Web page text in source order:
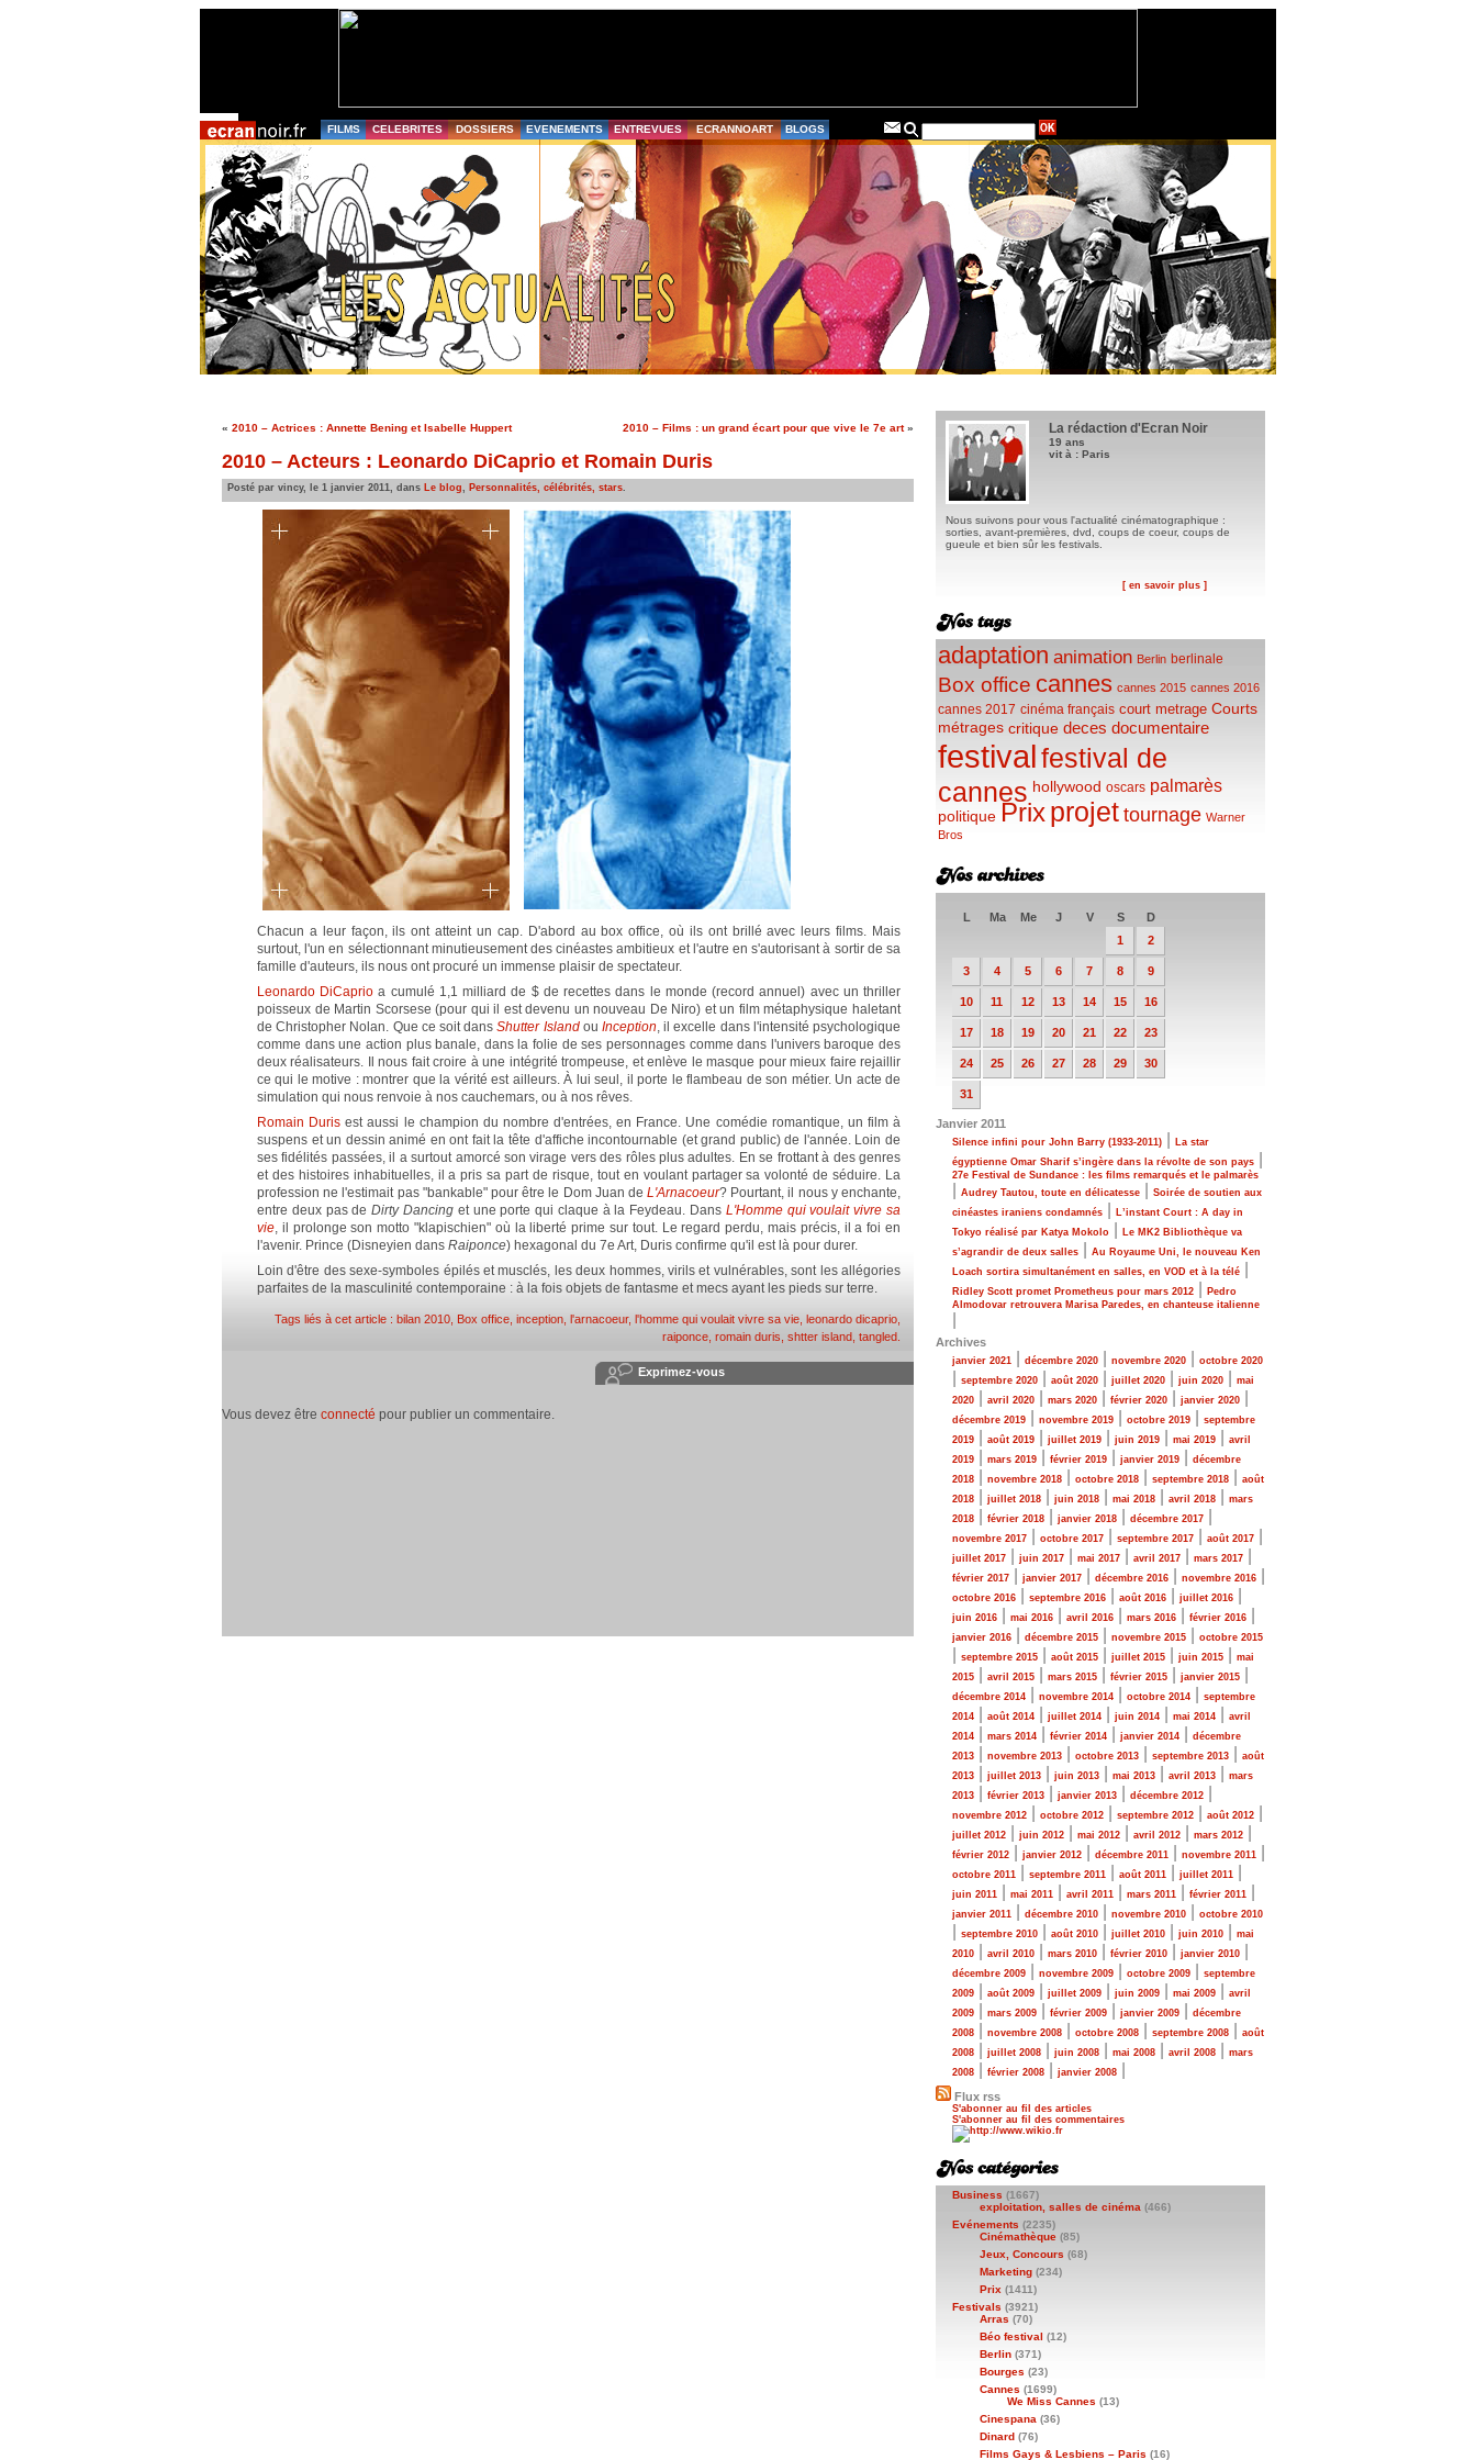
FILMS CELEBRITES DOSSIERS EVENEMENTS ENTREVUES ECRANNOART BLOGS
« 2010 – Actrices : Annette Bening et Isabelle Huppert 2010 – Films : un grand écart pour que vive le 7e art»
2010 – Acteurs : Leonardo DiCaprio et Romain Duris
Posté par vincy, le 1 janvier 2011, dans Le blog, Personnalités, célébrités, stars.
Chacun a leur façon, ils ont atteint un cap. D'abord au box office, où ils ont brillé avec leurs films. Mais
surtout, l'un en sélectionnant minutieusement des cinéastes ambitieux et l'autre en s'autorisant à sortir de sa
famille d'auteurs, ils nous ont procuré un immense plaisir de spectateur.
Leonardo DiCaprio a cumulé 1,1 milliard de $ de recettes dans le monde (record annuel) avec un thriller
poisseux de Martin Scorsese (pour qui il est devenu un nouveau De Niro) et un film métaphysique haletant
de Christopher Nolan. Que ce soit dansShutter IslandouInception, il excelle dans l'intensité psychologique
comme dans une action plus banale, dans la folie de ses personnages comme dans l'univers baroque des
deux réalisateurs. Il nous fait croire à une intégrité trompeuse, et enlève le masque pour mieux faire rejaillir
ce qui le motive : montrer que la vérité est ailleurs. À lui seul, il porte le flambeau de son métier. Un acte de
simulation qui nous renvoie à nos cauchemars, ou à nos rêves.
Romain Duris est aussi le champion du nombre d'entrées, en France. Une comédie romantique, un film à
suspens et un dessin animé en ont fait la tête d'affiche incontournable (et grand public) de l'année. Loin de
ses fidélités passées, il a surtout amorcé son virage vers des rôles plus adultes. En se frottant à des genres
et des histoires inhabituelles, il a pris sa part de risque, tout en voulant partager sa volonté de séduire. La
profession ne l'estimait pas "bankable" pour être le Dom Juan deL'Arnacoeur? Pourtant, il nous y enchante,
entre deux pas deDirty Dancinget une porte qui claque à la Feydeau. Dans L'Homme qui voulait vivre sa
vie, il prolonge son motto "klapischien" où la liberté prime sur tout. Le regard perdu, mais précis, il a foi en
l'avenir. Prince (Disneyien dans Raiponce) hexagonal du 7e Art, Duris confirme qu'il est là pour durer.
Loin d'être des sexe-symboles épilés et musclés, les deux hommes, virils et vulnérables, sont les allégories
parfaites de la masculinité contemporaine : à la fois objets de fantasme et mecs ayant les pieds sur terre.
Tags liés à cet article : bilan 2010 Box office inception l'arnacoeur, l'homme qui voulait vivre sa vie leonardo dicaprio
raiponce romain duris shtter island tangled
Exprimez-vous
Vous devez être connecté pour publier un commentaire.
La rédaction d'Ecran Noir
19 ans
vit à : Paris
Nous suivons pour vous l'actualité cinématographique :
sorties, avant-premières, dvd, coups de coeur, coups de
gueule et bien sûr les festivals.
[ en savoir plus ]
adaptation animation Berlin berlinale
Box office cannes cannes 2015 cannes 2016
cannes 2017 cinéma français court metrage Courts
métrages critique deces documentaire
festivalfestival de
cannes hollywood oscars palmarès
politique Prixprojet tournage Warner
Bros
L Ma Me J V S
D
1
2
3 4 5 6 7 8 9
10 11 12 13 14 15 16
17 18 19 20 21 22 23
24 25 26 27 28 29 30
31
Janvier 2011
Silence infini pour John Barry (1933-2011)
La star
égyptienne Omar Sharif s’ingère dans la révolte de son pays
27e Festival de Sundance : les films remarqués et le palmarès
Audrey Tautou, toute en délicatesse
Soirée de soutien aux
cinéastes iraniens condamnés
L’instant Court : A day in
Tokyo réalisé par Katya Mokolo
Le MK2 Bibliothèque va
s’agrandir de deux salles
Au Royaume Uni, le nouveau Ken
Loach sortira simultanément en salles, en VOD et à la télé
Ridley Scott promet Prometheus pour mars 2012
Pedro
Almodovar retrouvera Marisa Paredes, en chanteuse italienne
Archives
janvier 2021 décembre 2020 novembre 2020 octobre 2020
septembre 2020 août 2020 juillet 2020 juin 2020
mai
2020
avril 2020 mars 2020 février 2020 janvier 2020
décembre 2019 novembre 2019 octobre 2019
septembre
2019
août 2019 juillet 2019 juin 2019 mai 2019
avril
2019
mars 2019 février 2019 janvier 2019
décembre
2018
novembre 2018 octobre 2018 septembre 2018
août
2018
juillet 2018 juin 2018 mai 2018 avril 2018
mars
2018
février 2018 janvier 2018 décembre 2017
novembre 2017 octobre 2017 septembre 2017 août 2017
juillet 2017 juin 2017 mai 2017 avril 2017 mars 2017
février 2017 janvier 2017 décembre 2016 novembre 2016
octobre 2016 septembre 2016 août 2016 juillet 2016
juin 2016 mai 2016 avril 2016 mars 2016 février 2016
janvier 2016 décembre 2015 novembre 2015 octobre 2015
septembre 2015 août 2015 juillet 2015 juin 2015
mai
2015
avril 2015 mars 2015 février 2015 janvier 2015
décembre 2014 novembre 2014 octobre 2014
septembre
2014
août 2014 juillet 2014 juin 2014 mai 2014
avril
2014
mars 2014 février 2014 janvier 2014
décembre
2013
novembre 2013 octobre 2013 septembre 2013
août
2013
juillet 2013 juin 2013 mai 2013 avril 2013
mars
2013
février 2013 janvier 2013 décembre 2012
novembre 2012 octobre 2012 septembre 2012 août 2012
juillet 2012 juin 2012 mai 2012 avril 2012 mars 2012
février 2012 janvier 2012 décembre 2011 novembre 2011
octobre 2011 septembre 2011 août 2011 juillet 2011
juin 2011 mai 2011 avril 2011 mars 2011 février 2011
janvier 2011 décembre 2010 novembre 2010 octobre 2010
septembre 2010 août 2010 juillet 2010 juin 2010
mai
2010
avril 2010 mars 2010 février 2010 janvier 2010
décembre 2009 novembre 2009 octobre 2009
septembre
2009
août 2009 juillet 2009 juin 2009 mai 2009
avril
2009
mars 2009 février 2009 janvier 2009
décembre
2008
novembre 2008 octobre 2008 septembre 2008
août
2008
juillet 2008 juin 2008 mai 2008 avril 2008
mars
2008
février 2008 janvier 2008
Flux rss
S'abonner au fil des articles
S'abonner au fil des commentaires
Business (1667)
exploitation, salles de cinéma (466)
Evénements (2235)
Cinémathèque (85)
Jeux, Concours (68)
Marketing (234)
Prix (1411)
Festivals (3921)
Arras (70)
Béo festival (12)
Berlin (371)
Bourges (23)
Cannes (1699)
We Miss Cannes (13)
Cinespana (36)
Dinard (76)
Films Gays & Lesbiens – Paris (16)